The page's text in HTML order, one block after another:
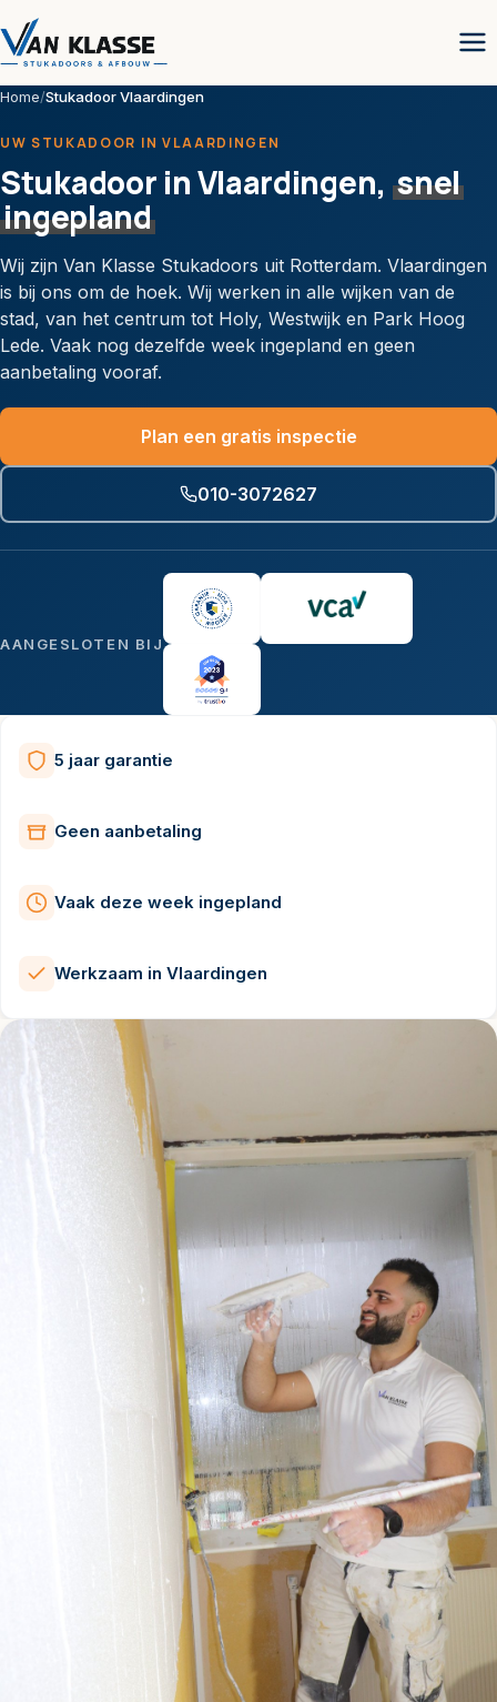
Home/Stukadoor Vlaardingen
UW STUKADOOR IN VLAARDINGEN
Stukadoor in Vlaardingen, snel
ingepland
Wij zijn Van Klasse Stukadoors uit Rotterdam. Vlaardingen
is bij ons om de hoek. Wij werken in alle wijken van de
stad, van het centrum tot Holy, Westwijk en Park Hoog
Lede. Vaak nog dezelfde week ingepland en geen
aanbetaling vooraf.
Plan een gratis inspectie
010-3072627
AANGESLOTEN BIJ
5 jaar garantie
Geen aanbetaling
Vaak deze week ingepland
Werkzaam in Vlaardingen